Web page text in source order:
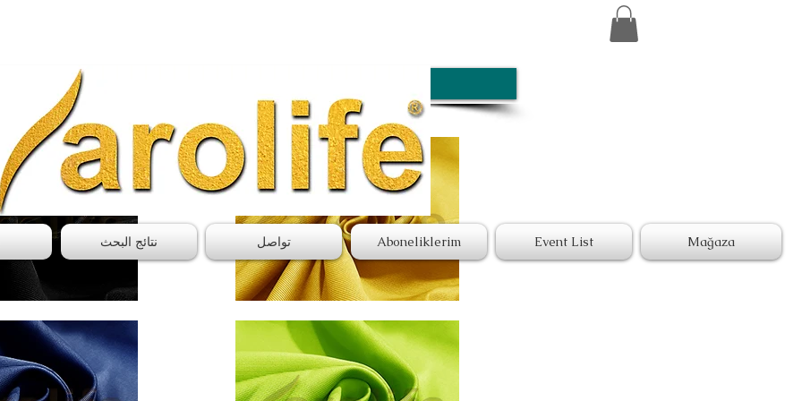
نتائج البحث تواصل Aboneliklerim Event List Mağaza